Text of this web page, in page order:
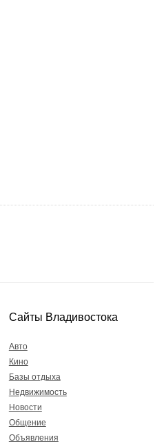
Сайты Владивостока
Авто
Кино
Базы отдыха
Недвижимость
Новости
Общение
Объявления